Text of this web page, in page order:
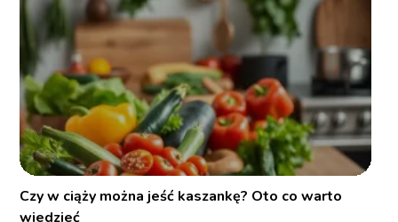
Czy w ciąży można jeść kaszankę? Oto co warto
wiedzieć